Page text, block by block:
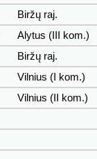
Biržų raj.
Alytus (III kom.)
Biržų raj.
Vilnius (I kom.)
Vilnius (II kom.)